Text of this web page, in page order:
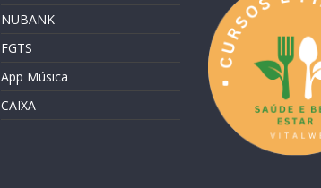
NUBANK
FGTS
App Música
CAIXA